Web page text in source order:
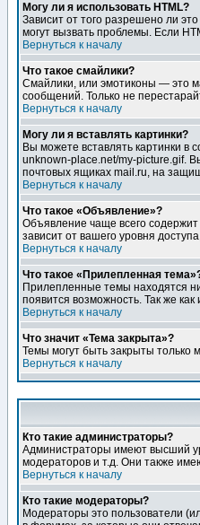
Могу ли я использовать HTML?
Зависит от того разрешено ли
могут вызвать проблемы. Если
Вернуться к началу
Что такое смайлики?
Смайлики, или эмотиконы — это
сообщений. Только не
Вернуться к началу
Могу ли я вставлять картинки?
Вы можете вставлять картинки в
unknown-place.net/my-picture.gif.
почтовых ящиках mail.ru, на
Вернуться к началу
Что такое «Объявление»?
Объявление чаще всего
зависит от вашего уровня
Вернуться к началу
Что такое «Прилепленная
Прилепленные темы находятся
появится возможность. Так же
Вернуться к началу
Что значит «Тема закрыта»?
Темы могут быть закрыты только
Вернуться к началу
Кто такие администраторы?
Администраторы имеют высший
модераторов и т.д. Они также
Вернуться к началу
Кто такие модераторы?
Модераторы это пользователи